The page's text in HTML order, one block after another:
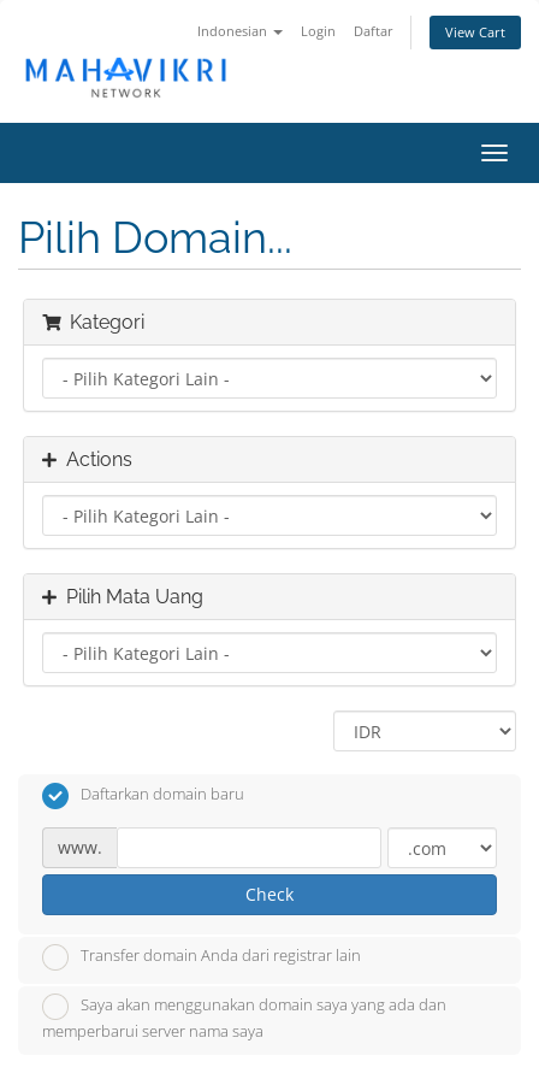
Indonesian Login Daftar View Cart
Pilih Domain...
Kategori
Actions
Pilih Mata Uang
Daftarkan domain baru
www.
Check
Transfer domain Anda dari registrar lain
Saya akan menggunakan domain saya yang ada dan
memperbarui server nama saya